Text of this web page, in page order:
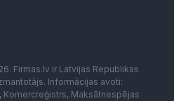
Firmas.lv ir Latvijas Republikas
Informācijas avoti:
Komercreģistrs, Maksātnespējas